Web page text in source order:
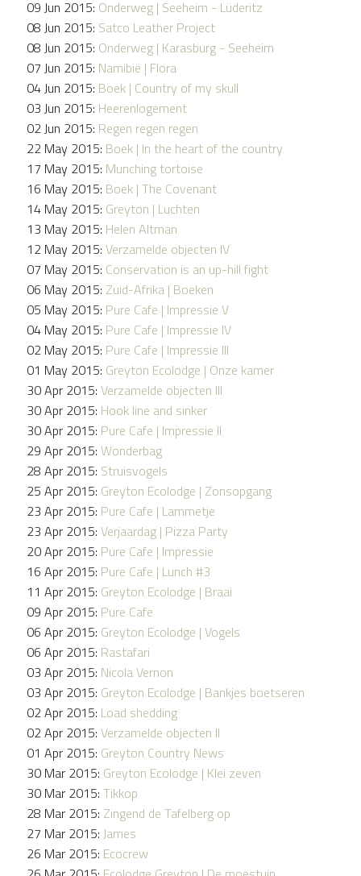
09 Jun 2015: Onderweg | Seeheim - Lüderitz
08 Jun 2015: Satco Leather Project
08 Jun 2015: Onderweg | Karasburg - Seeheim
07 Jun 2015: Namibië | Flora
04 Jun 2015: Boek | Country of my skull
03 Jun 2015: Heerenlogement
02 Jun 2015: Regen regen regen
22 May 2015: Boek | In the heart of the country
17 May 2015: Munching tortoise
16 May 2015: Boek | The Covenant
14 May 2015: Greyton | Luchten
13 May 2015: Helen Altman
12 May 2015: Verzamelde objecten IV
07 May 2015: Conservation is an up-hill fight
06 May 2015: Zuid-Afrika | Boeken
05 May 2015: Pure Cafe | Impressie V
04 May 2015: Pure Cafe | Impressie IV
02 May 2015: Pure Cafe | Impressie III
01 May 2015: Greyton Ecolodge | Onze kamer
30 Apr 2015: Verzamelde objecten III
30 Apr 2015: Hook line and sinker
30 Apr 2015: Pure Cafe | Impressie II
29 Apr 2015: Wonderbag
28 Apr 2015: Struisvogels
25 Apr 2015: Greyton Ecolodge | Zonsopgang
23 Apr 2015: Pure Cafe | Lammetje
23 Apr 2015: Verjaardag | Pizza Party
20 Apr 2015: Pure Cafe | Impressie
16 Apr 2015: Pure Cafe | Lunch #3
11 Apr 2015: Greyton Ecolodge | Braai
09 Apr 2015: Pure Cafe
06 Apr 2015: Greyton Ecolodge | Vogels
06 Apr 2015: Rastafari
03 Apr 2015: Nicola Vernon
03 Apr 2015: Greyton Ecolodge | Bankjes boetseren
02 Apr 2015: Load shedding
02 Apr 2015: Verzamelde objecten II
01 Apr 2015: Greyton Country News
30 Mar 2015: Greyton Ecolodge | Klei zeven
30 Mar 2015: Tikkop
28 Mar 2015: Zingend de Tafelberg op
27 Mar 2015: James
26 Mar 2015: Ecocrew